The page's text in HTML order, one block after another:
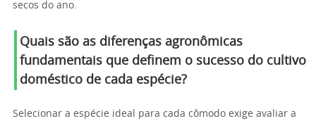
secos do ano.
Quais são as diferenças agronômicas
fundamentais que definem o sucesso do cultivo
doméstico de cada espécie?
Selecionar a espécie ideal para cada cômodo exige avaliar a